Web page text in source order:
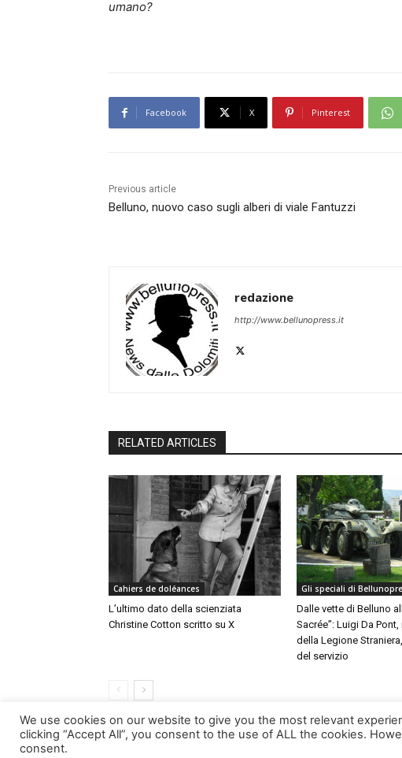
umano?
Facebook X Pinterest
Previous article
Belluno, nuovo caso sugli alberi di viale Fantuzzi
redazione
http://www.bellunopress.it
RELATED ARTICLES
Cahiers de doléances
L’ultimo dato della scienziata
Christine Cotton scritto su X
Gli speciali di
Dalle vette di Belluno
Sacrée”: Luigi Da
della Legione
del servizio
We use cookies on our website to give you the most relevant
clicking “Accept All”, you consent to the use of ALL the cookies.
consent.